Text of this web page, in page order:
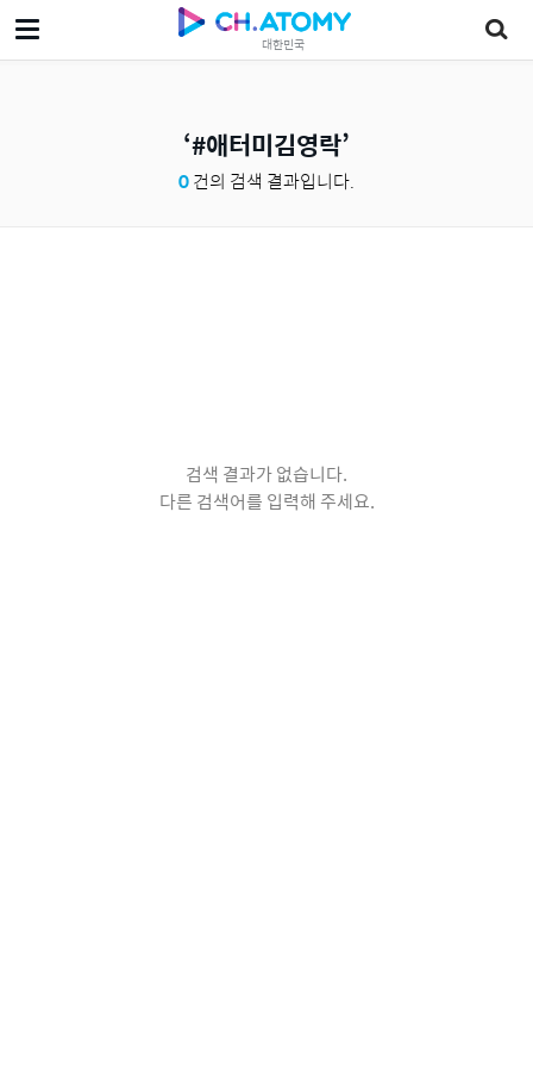
대한민국
#애터미김영락
0건의 검색 결과입니다.
검색 결과가 없습니다.
다른 검색어를 입력해 주세요.